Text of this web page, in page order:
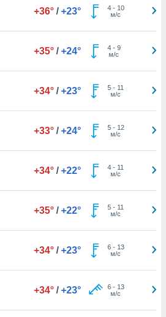
+36° / +23° 4- 10
м/с
+35° / +24° 4- 9
м/с
+34° / +23° 5- 11
м/с
+33° / +24° 5- 12
м/с
+34° / +22° 4- 11
м/с
+35° / +22° 5- 11
м/с
+34° / +23° 6- 13
м/с
+34° / +23° 6- 13
м/с